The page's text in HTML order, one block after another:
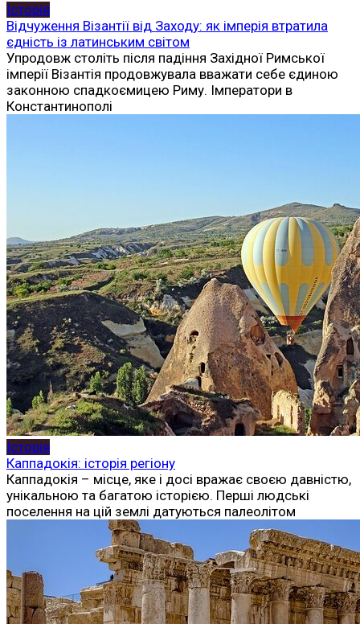
Історія
Відчуження Візантії від Заходу: як імперія втратила
єдність із латинським світом
Упродовж століть після падіння Західної Римської
імперії Візантія продовжувала вважати себе єдиною
законною спадкоємицею Риму. Імператори в
Константинополі
Історія
Каппадокія: історія регіону
Каппадокія – місце, яке і досі вражає своєю давністю,
унікальною та багатою історією. Перші людські
поселення на цій землі датуються палеолітом